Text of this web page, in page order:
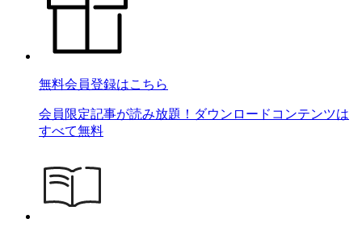
無料会員登録はこちら
会員限定記事が読み放題！ダウンロードコンテンツは
すべて無料